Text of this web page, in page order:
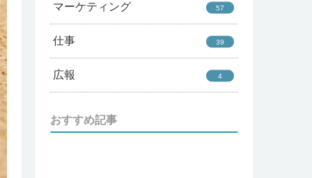
マーケティング 57
仕事 39
広報 4
おすすめ記事